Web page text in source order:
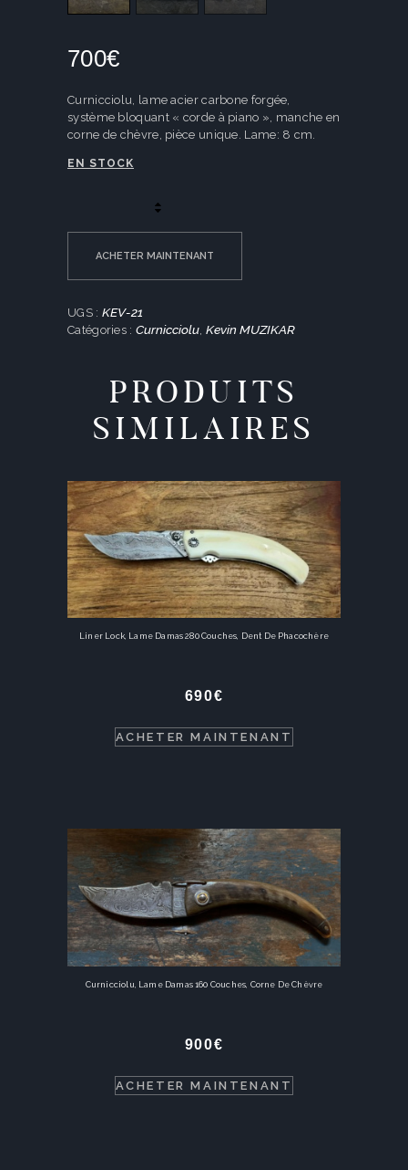
700€
Curnicciolu, lame acier carbone forgée,
système bloquant « corde à piano », manche en
corne de chèvre, pièce unique. Lame: 8 cm.
EN STOCK
carbone
forgée,
de
chèvre
ACHETER MAINTENANT
UGS : KEV-21
Catégories : Curnicciolu, Kevin MUZIKAR
PRODUITS
SIMILAIRES
Liner Lock, Lame Damas 280 Couches, Dent De Phacochère
690€
ACHETER MAINTENANT
Curnicciolu, Lame Damas 160 Couches, Corne De Chèvre
900€
ACHETER MAINTENANT